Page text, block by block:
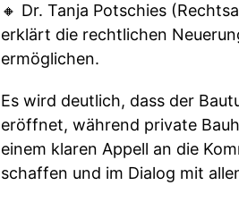
🔸 Dr. Tanja Potschies
erklärt die rechtlichen
ermöglichen.
Es wird deutlich, dass der
eröffnet, während private
einem klaren Appell an die
schaffen und im Dialog mit